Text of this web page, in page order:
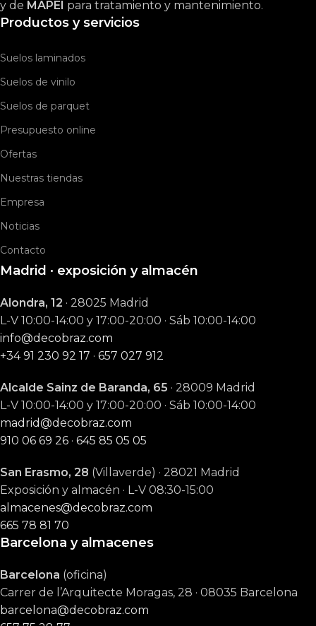
y de MAPEI para tratamiento y mantenimiento.
Productos y servicios
Suelos laminados
Suelos de vinilo
Suelos de parquet
Presupuesto online
Ofertas
Nuestras tiendas
Empresa
Noticias
Contacto
Madrid · exposición y almacén
Alondra, 12 · 28025 Madrid
L-V 10:00-14:00 y 17:00-20:00 · Sáb 10:00-14:00
info@decobraz.com
+34 91 230 92 17 · 657 027 912
Alcalde Sainz de Baranda, 65 · 28009 Madrid
L-V 10:00-14:00 y 17:00-20:00 · Sáb 10:00-14:00
madrid@decobraz.com
910 06 69 26 · 645 85 05 05
San Erasmo, 28 (Villaverde) · 28021 Madrid
Exposición y almacén · L-V 08:30-15:00
almacenes@decobraz.com
665 78 81 70
Barcelona y almacenes
Barcelona (oficina)
Carrer de l’Arquitecte Moragas, 28 · 08035 Barcelona
barcelona@decobraz.com